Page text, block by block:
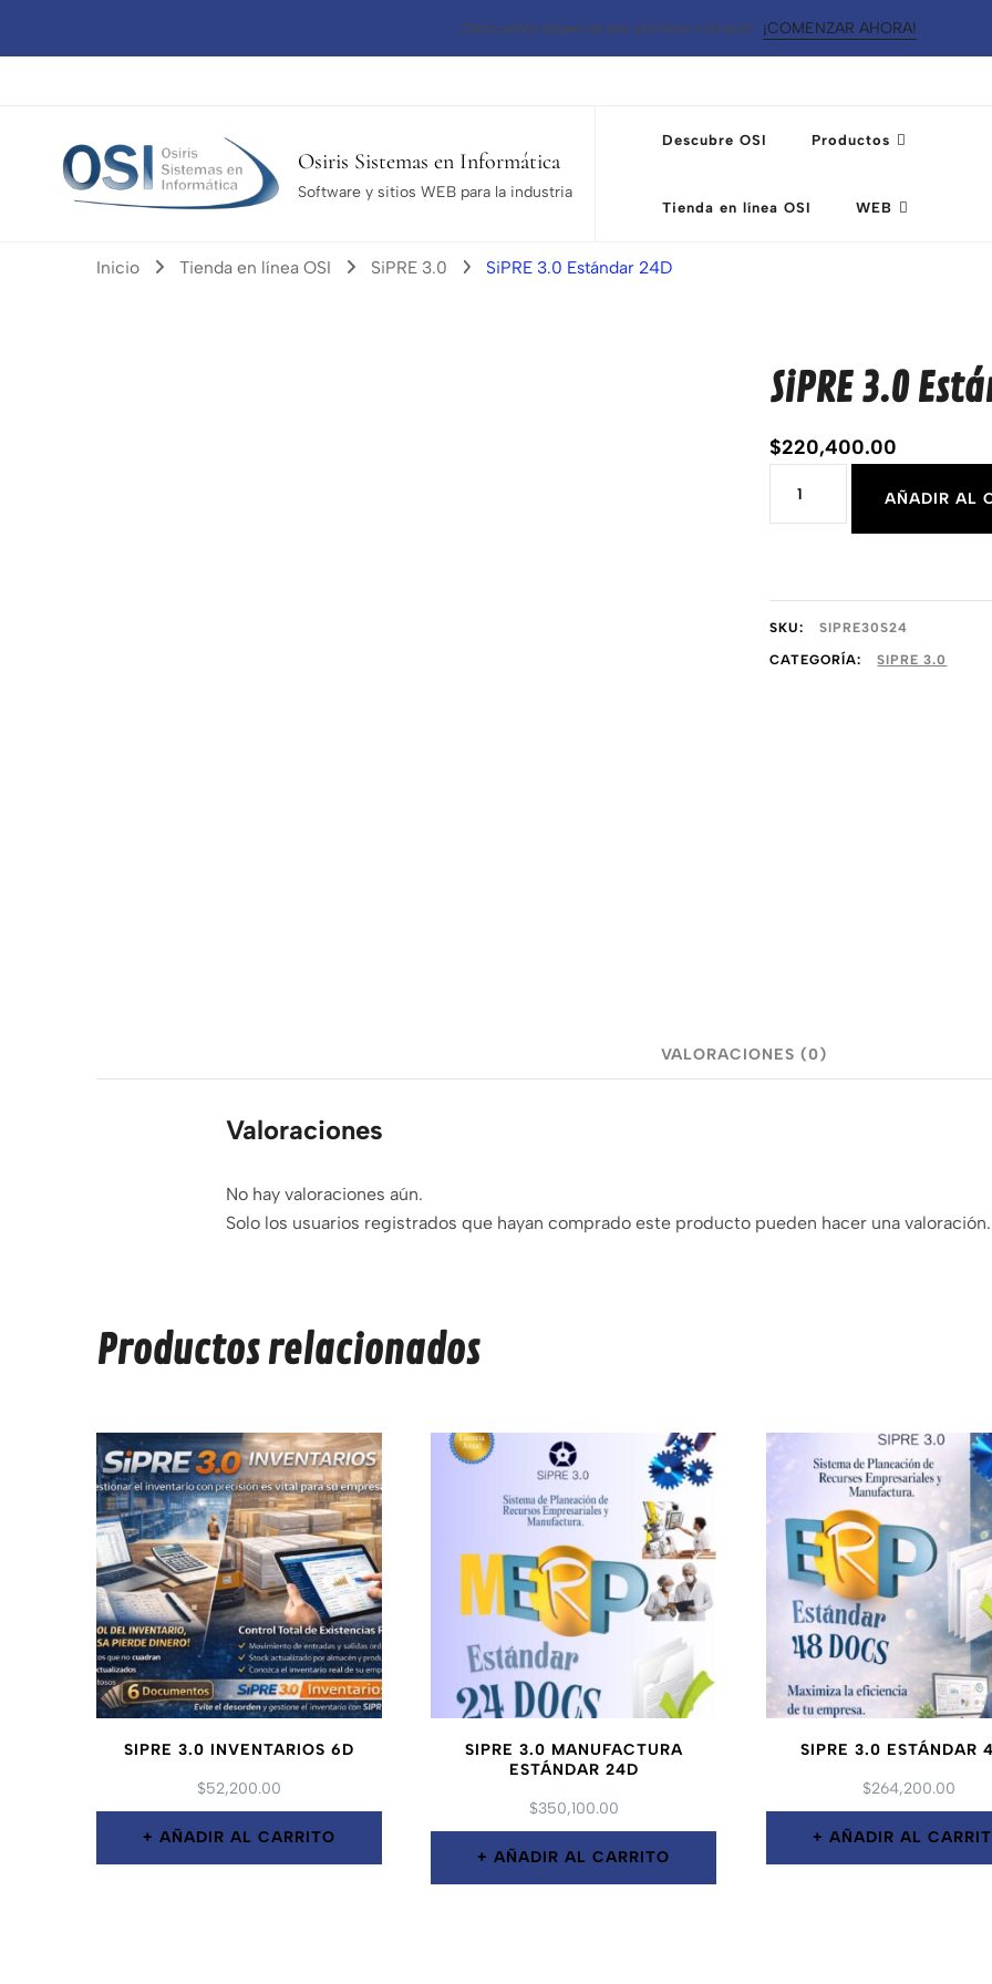
Descuento especial por primera compra! ¡COMENZAR AHORA!
Osiris Sistemas en Informática
Software y sitios WEB para la industria
Descubre OSI Productos
Tienda en línea OSI WEB
Inicio Tienda en línea OSI SiPRE 3.0 SiPRE 3.0 Estándar 24D
SiPRE 3.0
$220,400.00
3.0
cantidad
AÑADIR AL
SKU: SIPRE30S24
CATEGORÍA: SIPRE 3.0
VALORACIONES (0)
Valoraciones
No hay valoraciones aún.
Solo los usuarios registrados que hayan comprado este producto pueden hacer una valoración.
Productos relacionados
SIPRE 3.0 INVENTARIOS 6D
$52,200.00
AÑADIR AL CARRITO
SIPRE 3.0 MANUFACTURA
ESTÁNDAR 24D
$350,100.00
AÑADIR AL CARRITO
SIPRE 3.0 ESTÁNDAR
$264,200.00
AÑADIR AL